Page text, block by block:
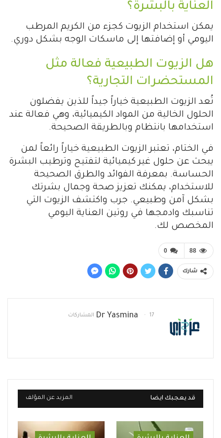
العناية بالبشرة؟
يمكن استخدام الزيوت كجزء من الكريم المرطب
اليومي أو إضافتها إلى ماسكات الوجه بشكل دوري.
هل الزيوت الطبيعية فعالة مثل
المستحضرات التجارية؟
تُعد الزيوت الطبيعية خياراً جيداً للذين يفضلون
الحلول الخالية من المواد الكيميائية، وهي فعالة عند
استخدامها بانتظام وبالطريقة الصحيحة.
في الختام، تعتبر الزيوت الطبيعية خياراً رائعاً لمن
يبحث عن حلول غير كيميائية لتفتيح وترطيب البشرة
الحساسة. بمعرفة الفوائد والطرق الصحيحة
للاستخدام، يمكنك تعزيز صحة وجمال بشرتك
بشكل آمن وطبيعي. جرب واكتشف الزيوت التي
تناسبك وادمجها في روتين العناية اليومي
المخصص لك.
0 88
شارك
Dr Yasmina 17 المشاركات
قد يعجبك ايضا المزيد عن المؤلف